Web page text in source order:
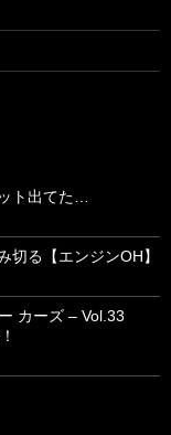
ト出てた…
切る【エンジンOH】
カーズ – Vol.33